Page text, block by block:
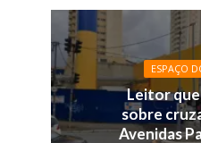
ESPAÇO
Leitor
sobre
Avenidas